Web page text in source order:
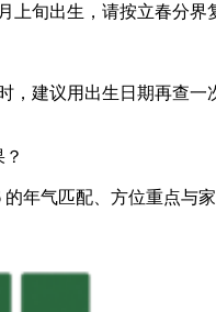
上旬出生，请按立春分界
，建议用出生日期再查一
年气匹配、方位重点与家